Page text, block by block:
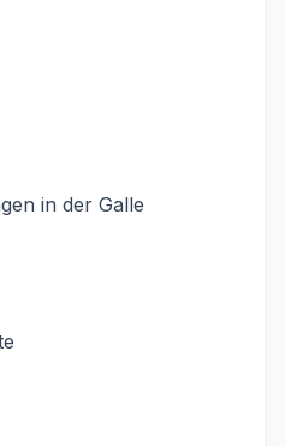
in der Galle